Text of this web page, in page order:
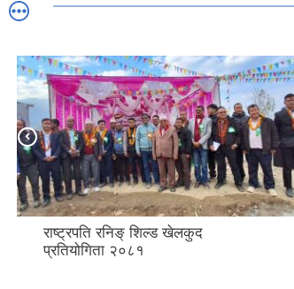
राष्ट्रपति रनिङ् शिल्ड खेलकुद
प्रतियोगिता २०८१